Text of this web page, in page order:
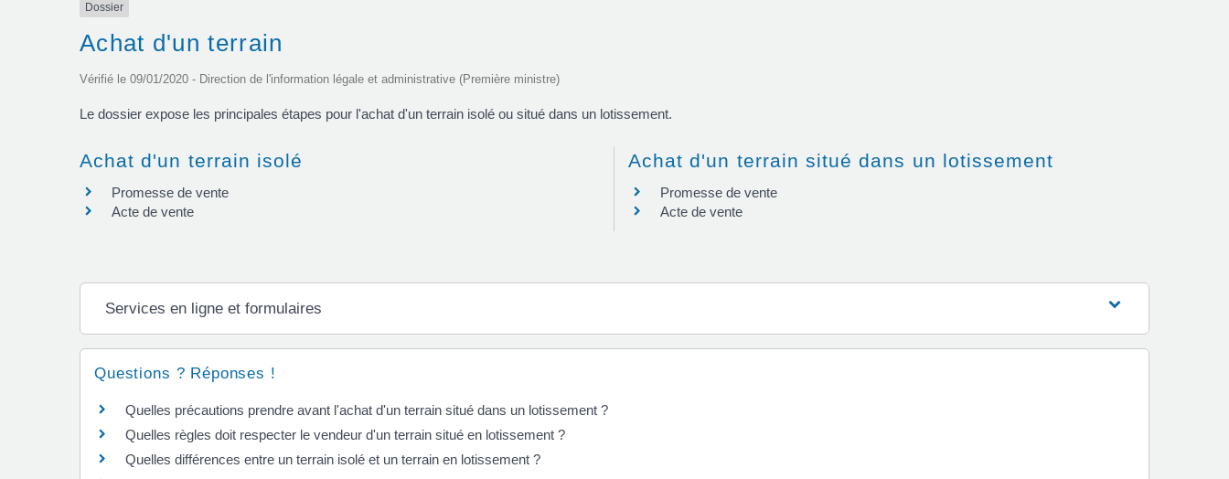
Dossier
Achat d'un terrain
Vérifié le 09/01/2020 - Direction de l'information légale et administrative (Première ministre)
Le dossier expose les principales étapes pour l'achat d'un terrain isolé ou situé dans un lotissement.
Achat d'un terrain isolé
Promesse de vente
Acte de vente
Achat d'un terrain situé dans un lotissement
Promesse de vente
Acte de vente
Services en ligne et formulaires
Questions ? Réponses !
Quelles précautions prendre avant l'achat d'un terrain situé dans un lotissement ?
Quelles règles doit respecter le vendeur d'un terrain situé en lotissement ?
Quelles différences entre un terrain isolé et un terrain en lotissement ?